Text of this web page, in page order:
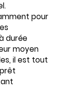
pour
durée
moyen
il est tout